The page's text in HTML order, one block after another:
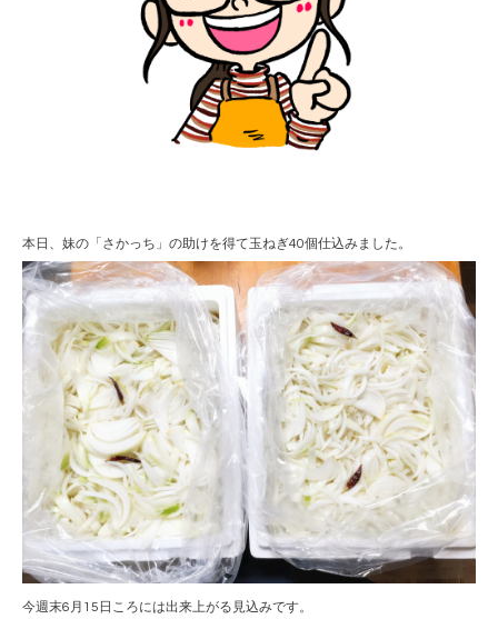
本日、妹の「さかっち」の助けを得て玉ねぎ40個仕込みました。
今週末6月15日ころには出来上がる見込みです。